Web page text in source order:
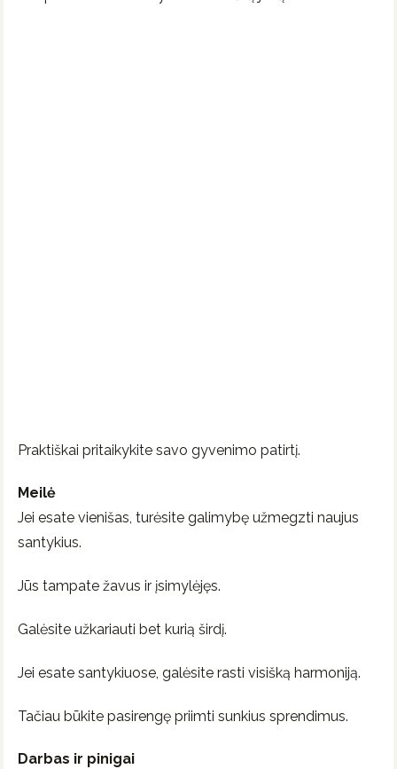
Praktiškai pritaikykite savo gyvenimo patirtį.
Meilė
Jei esate vienišas, turėsite galimybę užmegzti naujus
santykius.
Jūs tampate žavus ir įsimylėjęs.
Galėsite užkariauti bet kurią širdį.
Jei esate santykiuose, galėsite rasti visišką harmoniją.
Tačiau būkite pasirengę priimti sunkius sprendimus.
Darbas ir pinigai